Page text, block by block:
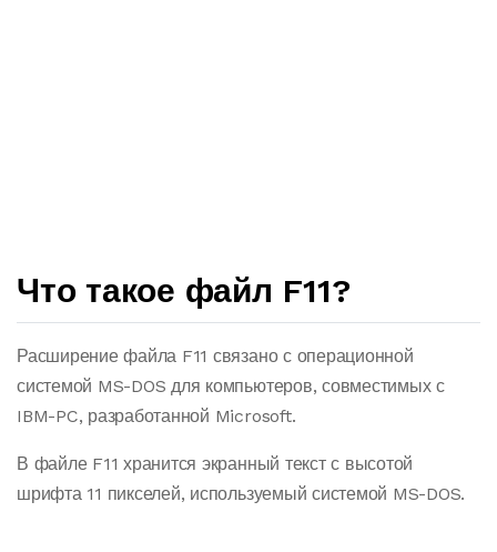
Что такое файл F11?
Расширение файла F11 связано с операционной
системой MS-DOS для компьютеров, совместимых с
IBM-PC, разработанной Microsoft.
В файле F11 хранится экранный текст с высотой
шрифта 11 пикселей, используемый системой MS-DOS.